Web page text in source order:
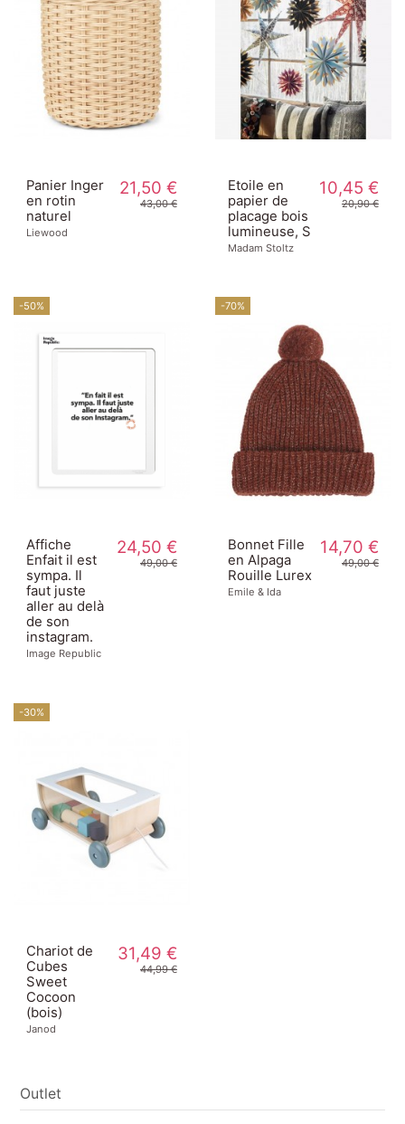
Panier Inger
en rotin
naturel
Liewood
21,50 €
43,00 €
Etoile en
papier de
placage bois
lumineuse, S
Madam Stoltz
10,45 €
20,90 €
-50%
Affiche
Enfait il est
sympa. Il
faut juste
aller au delà
de son
instagram.
Image Republic
24,50 €
49,00 €
-70%
Bonnet Fille
en Alpaga
Rouille Lurex
Emile & Ida
14,70 €
49,00 €
-30%
Chariot de
Cubes
Sweet
Cocoon
(bois)
Janod
31,49 €
44,99 €
Outlet